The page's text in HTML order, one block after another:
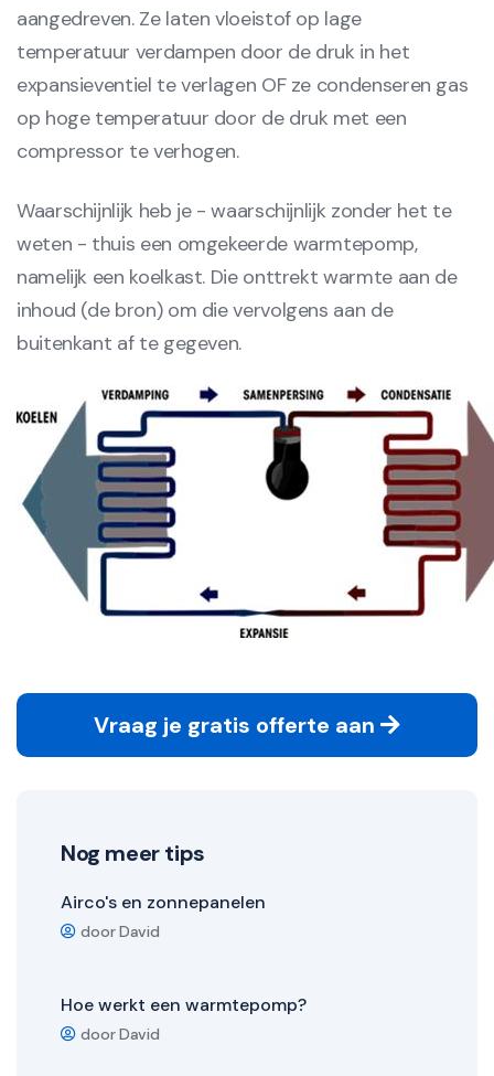
aangedreven. Ze laten vloeistof op lage
temperatuur verdampen door de druk in het
expansieventiel te verlagen OF ze condenseren gas
op hoge temperatuur door de druk met een
compressor te verhogen.
Waarschijnlijk heb je - waarschijnlijk zonder het te
weten - thuis een omgekeerde warmtepomp,
namelijk een koelkast. Die onttrekt warmte aan de
inhoud (de bron) om die vervolgens aan de
buitenkant af te gegeven.
Vraag je gratis offerte aan
Nog meer tips
Airco's en zonnepanelen
door David
Hoe werkt een warmtepomp?
door David